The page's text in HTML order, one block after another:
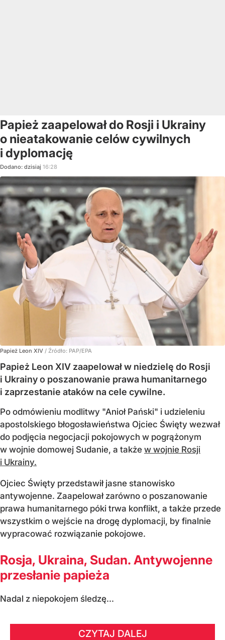
Papież zaapelował do Rosji i Ukrainy
o nieatakowanie celów cywilnych
i dyplomację
Dodano: dzisiaj 16:28
Papież Leon XIV / Źródło: PAP/EPA
Papież Leon XIV zaapelował w niedzielę do Rosji
i Ukrainy o poszanowanie prawa humanitarnego
i zaprzestanie ataków na cele cywilne.
Po odmówieniu modlitwy "Anioł Pański" i udzieleniu
apostolskiego błogosławieństwa Ojciec Święty wezwał
do podjęcia negocjacji pokojowych w pogrążonym
w wojnie domowej Sudanie, a także w wojnie Rosji
i Ukrainy.
Ojciec Święty przedstawił jasne stanowisko
antywojenne. Zaapelował zarówno o poszanowanie
prawa humanitarnego póki trwa konflikt, a także przede
wszystkim o wejście na drogę dyplomacji, by finalnie
wypracować rozwiązanie pokojowe.
Rosja, Ukraina, Sudan. Antywojenne
przesłanie papieża
Nadal z niepokojem śledzę...
CZYTAJ DALEJ